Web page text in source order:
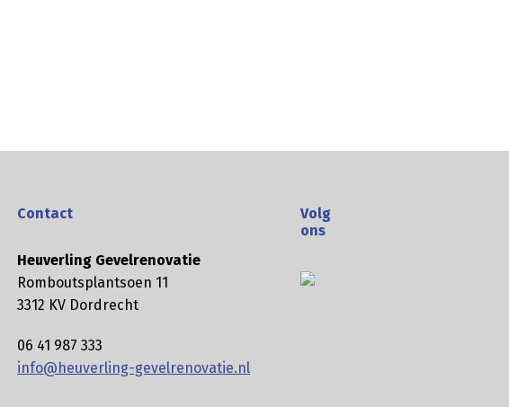
Contact
Heuverling Gevelrenovatie
Romboutsplantsoen 11
3312 KV Dordrecht
06 41 987 333
info@heuverling-gevelrenovatie.nl
Volg
ons